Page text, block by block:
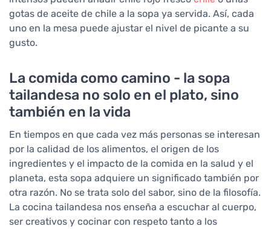
gotas de aceite de chile a la sopa ya servida. Así, cada
uno en la mesa puede ajustar el nivel de picante a su
gusto.
La comida como camino - la sopa
tailandesa no solo en el plato, sino
también en la vida
En tiempos en que cada vez más personas se interesan
por la calidad de los alimentos, el origen de los
ingredientes y el impacto de la comida en la salud y el
planeta, esta sopa adquiere un significado también por
otra razón. No se trata solo del sabor, sino de la filosofía.
La cocina tailandesa nos enseña a escuchar al cuerpo,
ser creativos y cocinar con respeto tanto a los